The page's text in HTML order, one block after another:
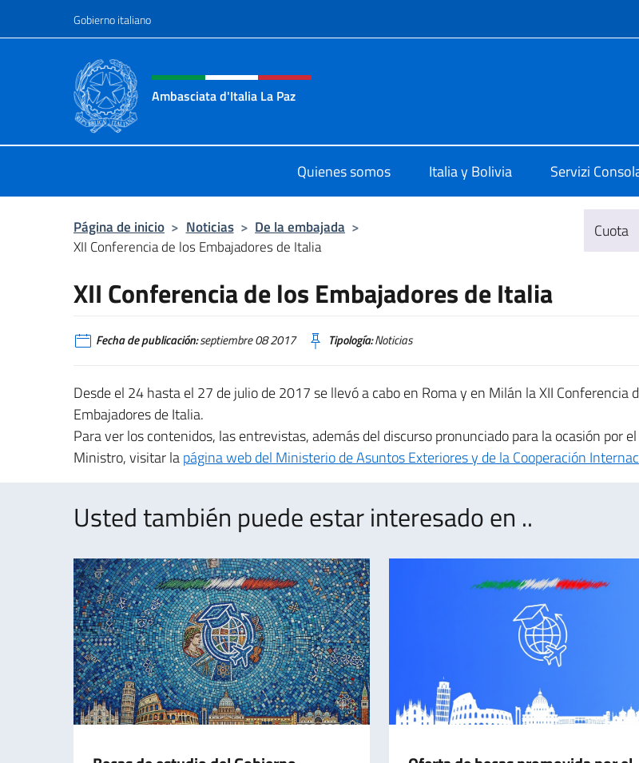
Gobierno italiano
Encabezado del sitio web, redes sociales y menú
Ambasciata d'Italia La Paz
Quienes somos Italia y Bolivia Servizi
Página de inicio > Noticias > De la embajada >
XII Conferencia de los Embajadores de Italia
Cuota
XII Conferencia de los Embajadores de Italia
Fecha de publicación:septiembre 08 2017 Tipología:Noticias
Desde el 24 hasta el 27 de julio de 2017 se llevó a cabo en Roma y en Milán la XII Conferencia
Embajadores de Italia.
Para ver los contenidos, las entrevistas, además del discurso pronunciado para la ocasión por
Ministro, visitar lapágina web del Ministerio de Asuntos Exteriores y de la Cooperación
Usted también puede estar interesado en ..